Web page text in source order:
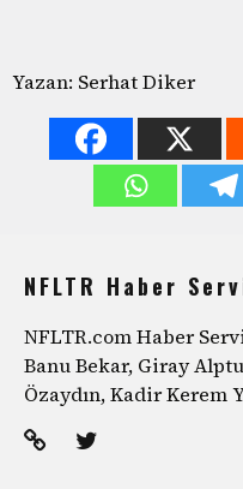
Yazan: Serhat Diker
NFLTR Haber
NFLTR.com Haber
Banu Bekar, Giray
Özaydın, Kadir Kerem